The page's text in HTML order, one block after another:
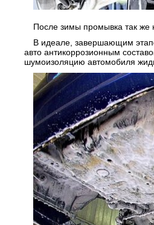
После зимы промывка так же
В идеале, завершающим
авто антикоррозионным
шумоизоляцию автомобиля